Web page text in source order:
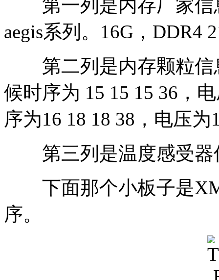
第一列是内存厂家信
aegis系列。16G，DDR4
第二列是内存颗粒信
候时序为 15 15 15 36，
序为16 18 18 38，电压为
第三列是温度感受器
下面那个小板子是
序。